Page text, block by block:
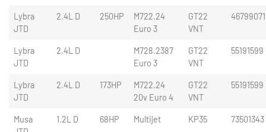
Lybra
JTD
2.4L D 250HP
M722.24
Euro 3
GT22
VNT
46799071
Lybra
JTD
2.4L D
M728.2387
Euro 3
GT22
VNT
55191599
Lybra
JTD
2.4L D 173HP
M722.24
20v Euro 4
GT22
VNT
55191599
Musa
1.2L D 68HP Multijet KP35 73501343